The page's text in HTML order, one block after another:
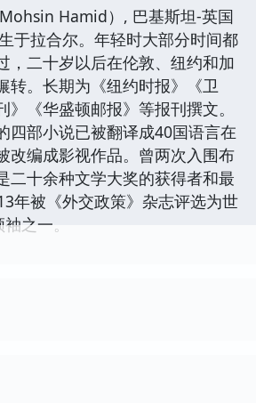
Hamid）, 巴基斯坦-英国
于拉合尔。年轻时大部分时间都
，二十岁以后在伦敦、纽约和加
转。长期为《纽约时报》《卫
》《华盛顿邮报》等报刊撰文。
四部小说已被翻译成40国语言在
改编成影视作品。曾两次入围布
二十余种文学大奖的获得者和最
年被《外交政策》杂志评选为世
之一。